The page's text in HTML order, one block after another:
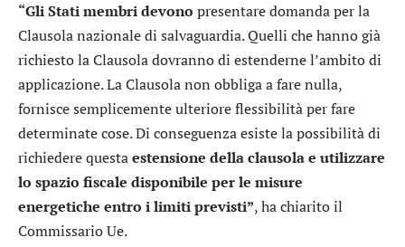
“Gli Stati membri devono presentare domanda per la
Clausola nazionale di salvaguardia. Quelli che hanno già
richiesto la Clausola dovranno di estenderne l’ambito di
applicazione. La Clausola non obbliga a fare nulla,
fornisce semplicemente ulteriore flessibilità per fare
determinate cose. Di conseguenza esiste la possibilità di
richiedere questaestensione della clausola e utilizzare
lo spazio fiscale disponibile per le misure
energetiche entro i limiti previsti”, ha chiarito il
Commissario Ue.